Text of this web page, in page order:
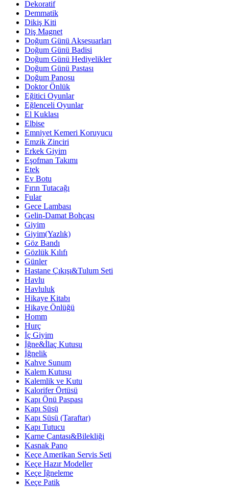
Dekoratif
Demmatik
Dikiş Kiti
Diş Magnet
Doğum Günü Aksesuarları
Doğum Günü Badisi
Doğum Günü Hediyelikler
Doğum Günü Pastası
Doğum Panosu
Doktor Önlük
Eğitici Oyunlar
Eğlenceli Oyunlar
El Kuklası
Elbise
Emniyet Kemeri Koruyucu
Emzik Zinciri
Erkek Giyim
Eşofman Takımı
Etek
Ev Botu
Fırın Tutacağı
Fular
Gece Lambası
Gelin-Damat Bohçası
Giyim
Giyim(Yazlık)
Göz Bandı
Gözlük Kılıfı
Günler
Hastane Çıkışı&Tulum Seti
Havlu
Havluluk
Hikaye Kitabı
Hikaye Önlüğü
Homm
Hurç
İç Giyim
İğne&İlaç Kutusu
İğnelik
Kahve Sunum
Kalem Kutusu
Kalemlik ve Kutu
Kalorifer Örtüsü
Kapı Önü Paspası
Kapı Süsü
Kapı Süsü (Taraftar)
Kapı Tutucu
Karne Çantası&Bilekliği
Kasnak Pano
Keçe Amerikan Servis Seti
Keçe Hazır Modeller
Keçe İğneleme
Keçe Patik